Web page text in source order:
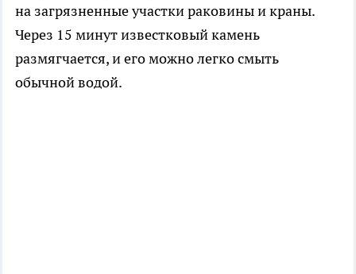
на загрязненные участки раковины и краны.
Через 15 минут известковый камень
размягчается, и его можно легко смыть
обычной водой.